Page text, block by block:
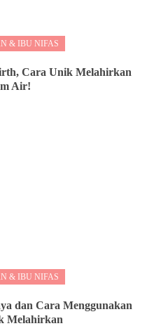
& IBU NIFAS
Cara Unik Melahirkan
Air!
& IBU NIFAS
dan Cara Menggunakan
Melahirkan